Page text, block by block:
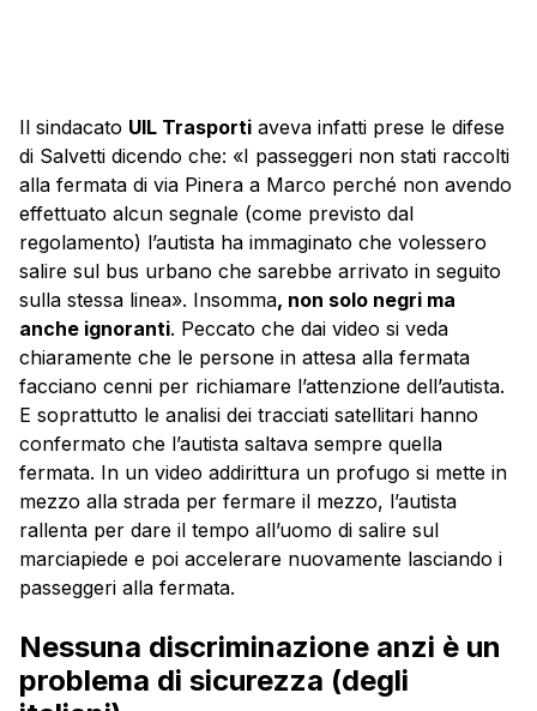
Il sindacato UIL Trasporti aveva infatti prese le difese
di Salvetti dicendo che: «I passeggeri non stati raccolti
alla fermata di via Pinera a Marco perché non avendo
effettuato alcun segnale (come previsto dal
regolamento) l’autista ha immaginato che volessero
salire sul bus urbano che sarebbe arrivato in seguito
sulla stessa linea». Insomma, non solo negri ma
anche ignoranti. Peccato che dai video si veda
chiaramente che le persone in attesa alla fermata
facciano cenni per richiamare l’attenzione dell’autista.
E soprattutto le analisi dei tracciati satellitari hanno
confermato che l’autista saltava sempre quella
fermata. In un video addirittura un profugo si mette in
mezzo alla strada per fermare il mezzo, l’autista
rallenta per dare il tempo all’uomo di salire sul
marciapiede e poi accelerare nuovamente lasciando i
passeggeri alla fermata.
Nessuna discriminazione anzi è un
problema di sicurezza (degli